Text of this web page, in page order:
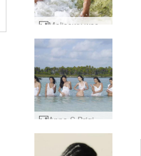
Melisowy wschód słońca #24